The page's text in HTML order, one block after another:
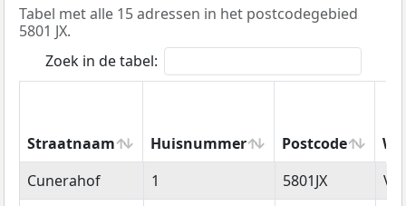
Tabel met alle 15 adressen in het postcodegebied
5801 JX.
Zoek in de tabel:
Straatnaam Huisnummer Postcode
Straatnaam
Huisnummer Postcode
Cunerahof 1 5801JX